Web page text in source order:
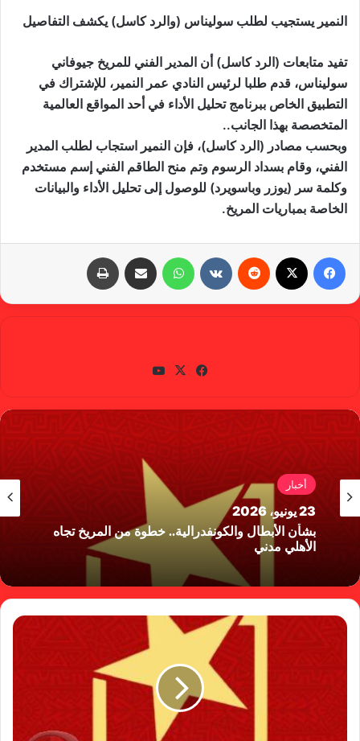
النمير يستجيب لطلب سوليناس (والرد كاسل) يكشف التفاصيل
تفيد متابعات (الرد كاسل) أن المدير الفني للمريخ جيوفاني
سوليناس، قدم طلبا لرئيس النادي عمر النمير، للإشتراك في
التطبيق الخاص ببرنامج تحليل الأداء في أحد المواقع العالمية
المتخصصة بهذا الجانب..
وبحسب مصادر (الرد كاسل)، فإن النمير استجاب لطلب المدير
الفني، وقام بسداد الرسوم وتم منح الطاقم الفني إسم مستخدم
وكلمة سر (يوزر وباسويرد) للوصول إلى تحليل الأداء والبيانات
الخاصة بمباريات المريخ.
واتساب
في
وك
X
أخبار
23 يونيو، 2026
بشأن الأبطال والكونفدرالية.. خطوة من المريخ تجاه
الأهلي مدني